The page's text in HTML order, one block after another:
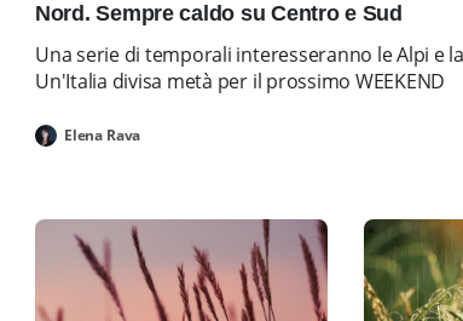
Nord. Sempre caldo su Centro e Sud
Una serie di temporali interesseranno le Alpi e
Un'Italia divisa metà per il prossimo WEEKEND
Elena Rava